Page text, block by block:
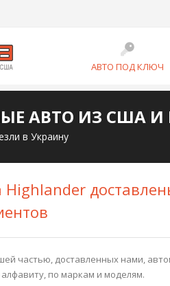
АВТО ПОД КЛЮЧ
АВТО ИЗ США
в Украину
частью, доставленных нами,
по маркам и моделям.